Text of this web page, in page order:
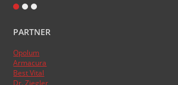
nur Blogheim dazu. Die Domainendung .at sollte zum
:)
Das Topblogranking wurde im Laufe der Zeit schon
mehrmals umgestellt, basiert aber nun endlich auf den
PARTNER
Opolum
Armacura
Best Vital
Dr. Ziegler